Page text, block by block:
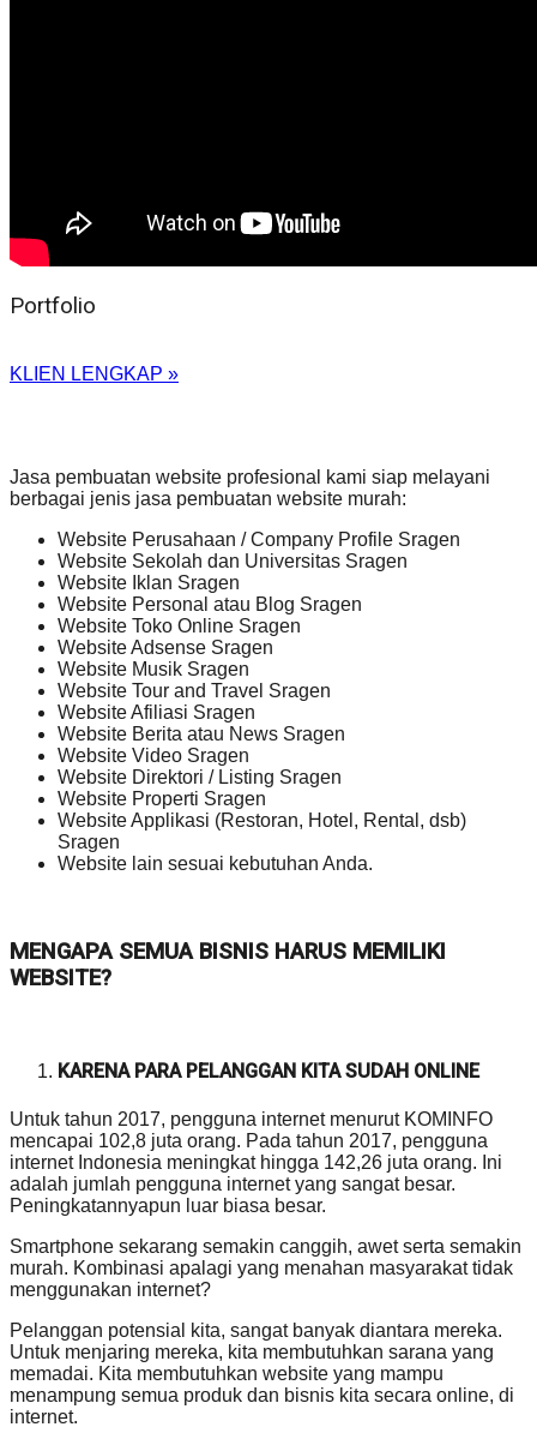
Portfolio
KLIEN LENGKAP »
Jasa pembuatan website profesional kami siap melayani
berbagai jenis jasa pembuatan website murah:
Website Perusahaan / Company Profile Sragen
Website Sekolah dan Universitas Sragen
Website Iklan Sragen
Website Personal atau Blog Sragen
Website Toko Online Sragen
Website Adsense Sragen
Website Musik Sragen
Website Tour and Travel Sragen
Website Afiliasi Sragen
Website Berita atau News Sragen
Website Video Sragen
Website Direktori / Listing Sragen
Website Properti Sragen
Website Applikasi (Restoran, Hotel, Rental, dsb)
Sragen
Website lain sesuai kebutuhan Anda.
MENGAPA SEMUA BISNIS HARUS MEMILIKI
WEBSITE?
KARENA PARA PELANGGAN KITA SUDAH ONLINE
Untuk tahun 2017, pengguna internet menurut KOMINFO
mencapai 102,8 juta orang. Pada tahun 2017, pengguna
internet Indonesia meningkat hingga 142,26 juta orang. Ini
adalah jumlah pengguna internet yang sangat besar.
Peningkatannyapun luar biasa besar.
Smartphone sekarang semakin canggih, awet serta semakin
murah. Kombinasi apalagi yang menahan masyarakat tidak
menggunakan internet?
Pelanggan potensial kita, sangat banyak diantara mereka.
Untuk menjaring mereka, kita membutuhkan sarana yang
memadai. Kita membutuhkan website yang mampu
menampung semua produk dan bisnis kita secara online, di
internet.